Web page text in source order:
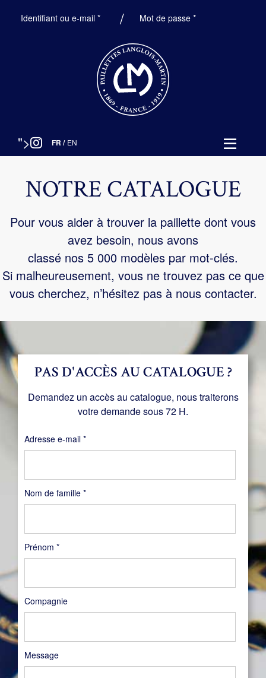
Identifiant ou e-mail *ObligatoireMot de passe*Obligatoire
"> FR / EN
NOTRE CATALOGUE
Pour vous aider à trouver la paillette dont vous
avez besoin, nous avons
classé nos 5 000 modèles par mot-clés.
Si malheureusement, vous ne trouvez pas ce que
vous cherchez, n’hésitez pas à nous contacter.
Nom de famille *
Prénom *
Compagnie
Message
PAS D'ACCÈS AU CATALOGUE ?
Demandez un accès au catalogue, nous traiterons
votre demande sous 72 H.
Adresse e-mail *Obligatoire